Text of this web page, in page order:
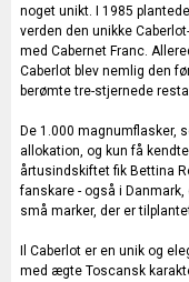
noget unikt. I 1985
verden den unikke
med Cabernet Franc.
Caberlot blev nemlig den
berømte tre-stjernede
De 1.000 magnumflasker,
allokation, og kun få
årtusindskiftet fik Bettina
fanskare - også i
små marker, der er
Il Caberlot er en unik og
med ægte Toscansk